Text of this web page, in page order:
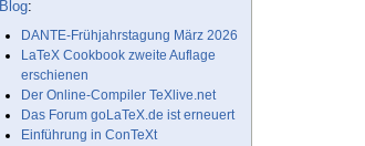
Blog:
DANTE-Frühjahrstagung März 2026
LaTeX Cookbook zweite Auflage
erschienen
Der Online-Compiler TeXlive.net
Das Forum goLaTeX.de ist erneuert
Einführung in ConTeXt